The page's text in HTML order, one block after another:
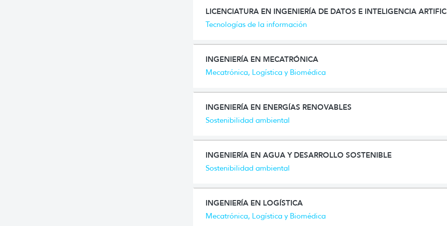
LICENCIATURA EN INGENIERÍA DE DATOS E INTELIGENCIA
Tecnologías de la información
INGENIERÍA EN MECATRÓNICA
Mecatrónica, Logística y Biomédica
INGENIERÍA EN ENERGÍAS RENOVABLES
Sostenibilidad ambiental
INGENIERÍA EN AGUA Y DESARROLLO SOSTENIBLE
Sostenibilidad ambiental
INGENIERÍA EN LOGÍSTICA
Mecatrónica, Logística y Biomédica